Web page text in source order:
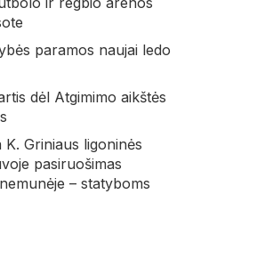
paramos naujai ledo
dėl Atgimimo aikštės
K. Griniaus ligoninės
pasiruošimas
– statyboms